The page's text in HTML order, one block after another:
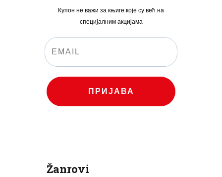
Купон не важи за књиге које су већ на
специјалним акцијама
ПРИЈАВА
Žanrovi